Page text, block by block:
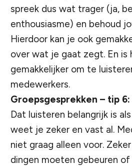
spreek dus wat trager (ja,
enthousiasme) en behoud
Hierdoor kan je ook
over wat je gaat zegt. En is
gemakkelijker om te
medewerkers.
Groepsgesprekken – tip
Dat luisteren belangrijk is
weet je zeker en vast al.
niet graag alleen voor.
dingen moeten gebeuren of